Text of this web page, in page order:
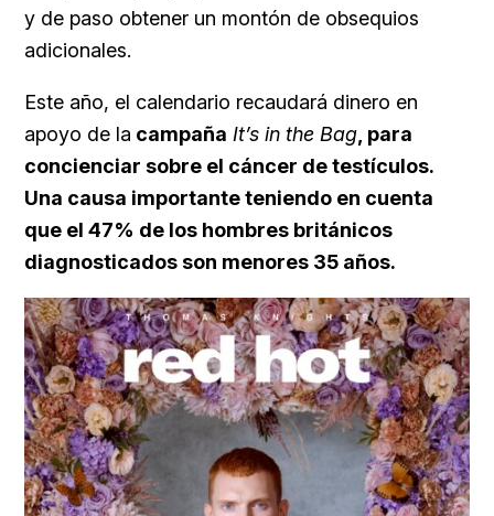
y de paso obtener un montón de obsequios
adicionales.
Este año, el calendario recaudará dinero en
apoyo de la campaña It’s in the Bag, para
concienciar sobre el cáncer de testículos.
Una causa importante teniendo en cuenta
que el 47% de los hombres británicos
diagnosticados son menores 35 años.